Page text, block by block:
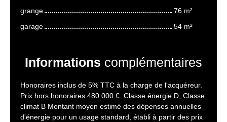
grange
76 m²
garage
54 m²
Informations complémentaires
Honoraires inclus de 5% TTC à la charge de l'acquéreur.
Prix hors honoraires 480 000 €. Classe énergie D, Classe
climat B Montant moyen estimé des dépenses annuelles
d'énergie pour un usage standard, établi à partir des prix